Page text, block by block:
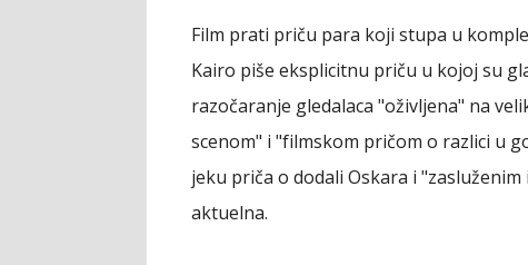
Film prati priču para koji stupa u
Kairo piše eksplicitnu priču u kojoj su
razočaranje gledalaca "oživljena" na
scenom" i "filmskom pričom o razlici u
jeku priča o dodali Oskara i
aktuelna.